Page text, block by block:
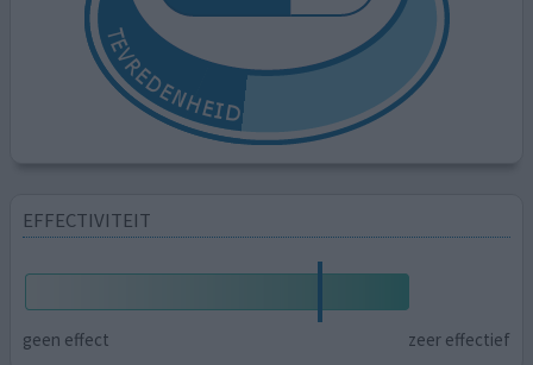
EFFECTIVITEIT
geen effect zeer effectief